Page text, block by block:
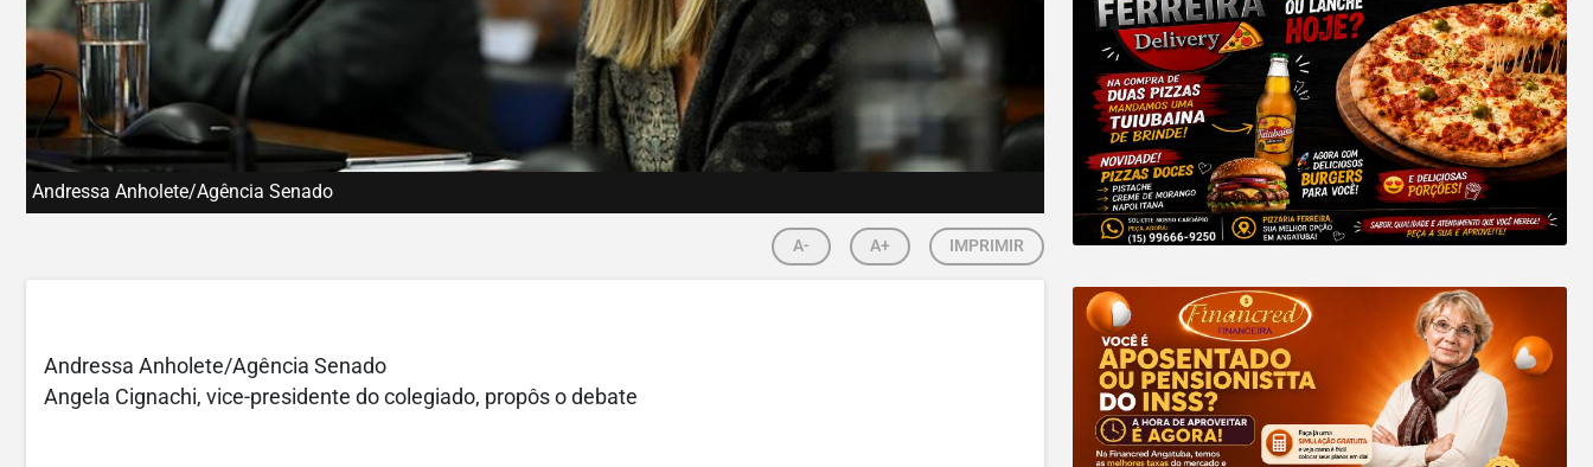
Andressa Anholete/Agência Senado
A- A+ IMPRIMIR
Andressa Anholete/Agência Senado
Angela Cignachi, vice-presidente do colegiado, propôs o debate